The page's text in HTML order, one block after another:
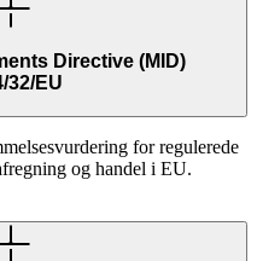
Directive (MID)
32/EU
for regulerede
og handel i EU.